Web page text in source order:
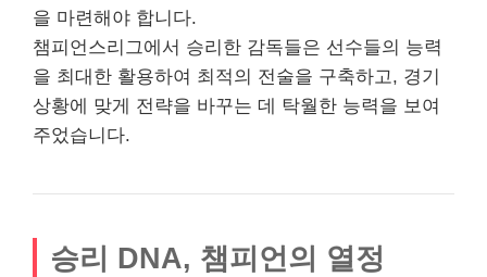
을 마련해야 합니다.
챔피언스리그에서 승리한 감독들은 선수들의 능력
을 최대한 활용하여 최적의 전술을 구축하고, 경기
상황에 맞게 전략을 바꾸는 데 탁월한 능력을 보여
주었습니다.
승리 DNA, 챔피언의 열정